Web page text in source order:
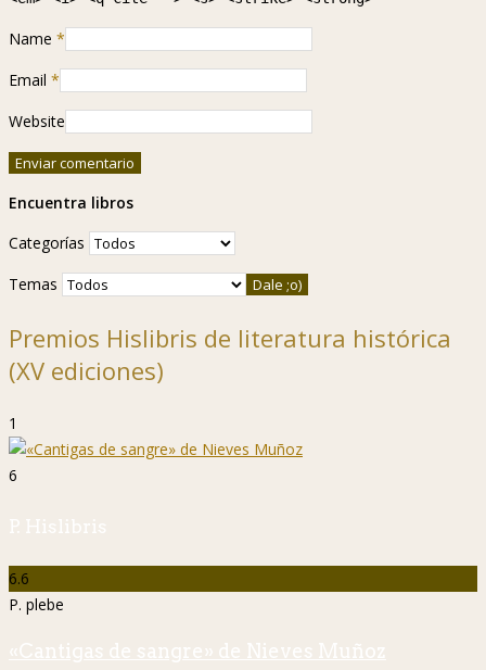
Name *
Email *
Website
Encuentra libros
Categorías
Temas
Premios Hislibris de literatura histórica
(XV ediciones)
1
6
P. Hislibris
6.6
P. plebe
«Cantigas de sangre» de Nieves Muñoz